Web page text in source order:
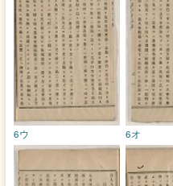
6オ
6ウ